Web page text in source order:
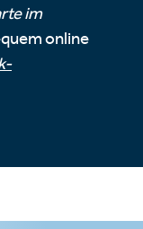
im
online